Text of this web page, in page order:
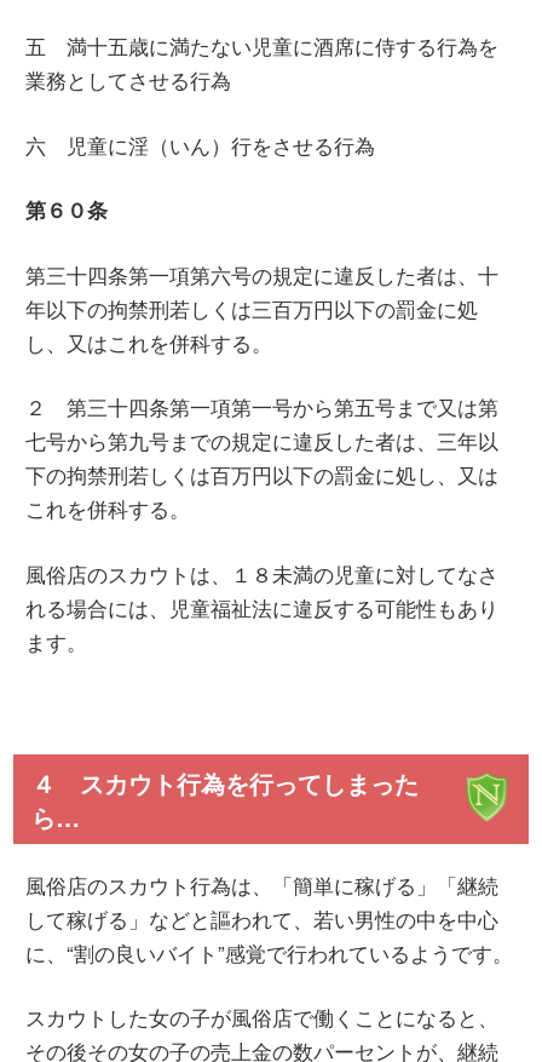
五 満十五歳に満たない児童に酒席に侍する行為を
業務としてさせる行為
六 児童に淫（いん）行をさせる行為
第６０条
第三十四条第一項第六号の規定に違反した者は、十
年以下の拘禁刑若しくは三百万円以下の罰金に処
し、又はこれを併科する。
２ 第三十四条第一項第一号から第五号まで又は第
七号から第九号までの規定に違反した者は、三年以
下の拘禁刑若しくは百万円以下の罰金に処し、又は
これを併科する。
風俗店のスカウトは、１８未満の児童に対してなさ
れる場合には、児童福祉法に違反する可能性もあり
ます。
４ スカウト行為を行ってしまった
ら…
風俗店のスカウト行為は、「簡単に稼げる」「継続
して稼げる」などと謳われて、若い男性の中を中心
に、“割の良いバイト”感覚で行われているようです。
スカウトした女の子が風俗店で働くことになると、
その後その女の子の売上金の数パーセントが、継続